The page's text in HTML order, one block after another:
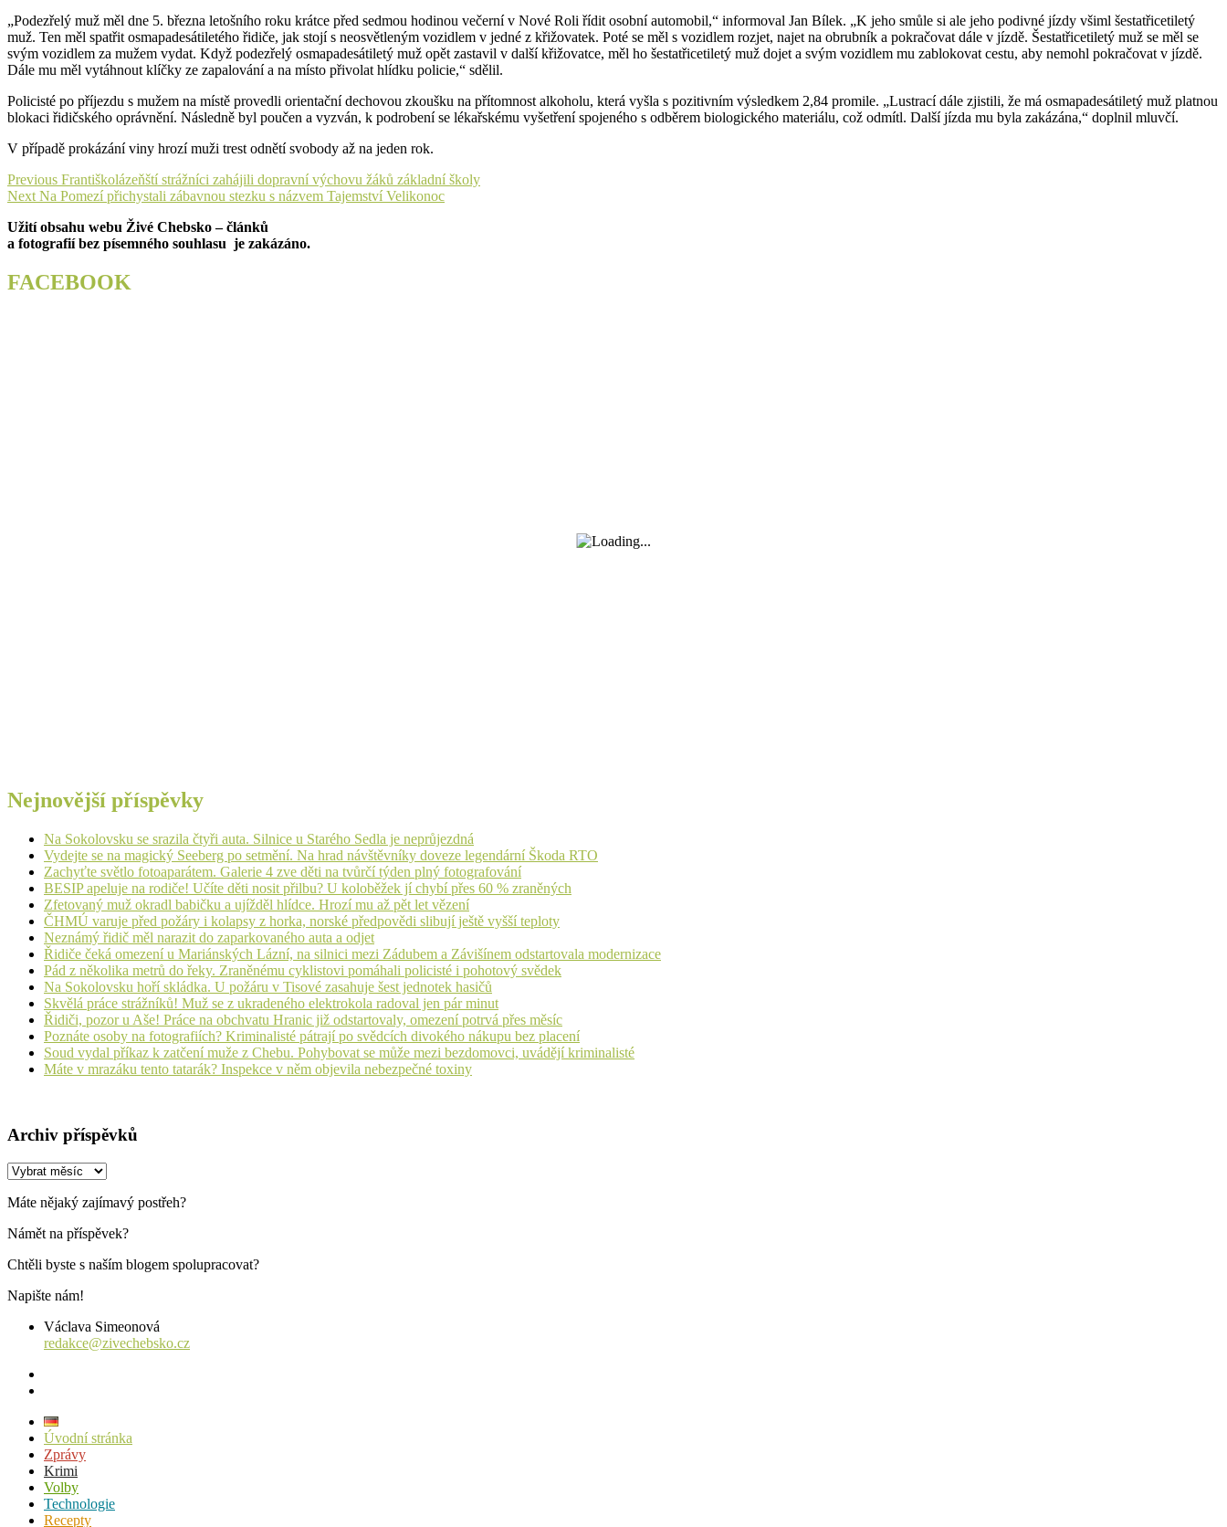
„Podezřelý muž měl dne 5. března letošního roku krátce před sedmou hodinou večerní v Nové Roli řídit osobní automobil,“ informoval Jan Bílek. „K jeho smůle si ale jeho podivné jízdy všiml šestatřicetiletý
muž. Ten měl spatřit osmapadesátiletého řidiče, jak stojí s neosvětleným vozidlem v jedné z křižovatek. Poté se měl s vozidlem rozjet, najet na obrubník a pokračovat dále v jízdě. Šestatřicetiletý muž se měl se
svým vozidlem za mužem vydat. Když podezřelý osmapadesátiletý muž opět zastavil v další křižovatce, měl ho šestatřicetiletý muž dojet a svým vozidlem mu zablokovat cestu, aby nemohl pokračovat v jízdě.
Dále mu měl vytáhnout klíčky ze zapalování a na místo přivolat hlídku policie,“ sdělil.
Policisté po příjezdu s mužem na místě provedli orientační dechovou zkoušku na přítomnost alkoholu, která vyšla s pozitivním výsledkem 2,84 promile. „Lustrací dále zjistili, že má osmapadesátiletý muž platnou
blokaci řidičského oprávnění. Následně byl poučen a vyzván, k podrobení se lékařskému vyšetření spojeného s odběrem biologického materiálu, což odmítl. Další jízda mu byla zakázána,“ doplnil mluvčí.
V případě prokázání viny hrozí muži trest odnětí svobody až na jeden rok.
Navigace
pro
příspěvek
Previous Previous
post:
Františkolázeňští strážníci zahájili dopravní výchovu žáků základní školy
Next Next
Na Pomezí přichystali zábavnou stezku s názvem Tajemství Velikonoc
Užití obsahu webu Živé Chebsko – článků
a fotografií bez písemného souhlasu je zakázáno.
FACEBOOK
Nejnovější příspěvky
Na Sokolovsku se srazila čtyři auta. Silnice u Starého Sedla je neprůjezdná
Vydejte se na magický Seeberg po setmění. Na hrad návštěvníky doveze legendární Škoda RTO
Zachyťte světlo fotoaparátem. Galerie 4 zve děti na tvůrčí týden plný fotografování
BESIP apeluje na rodiče! Učíte děti nosit přilbu? U koloběžek jí chybí přes 60 % zraněných
Zfetovaný muž okradl babičku a ujížděl hlídce. Hrozí mu až pět let vězení
ČHMÚ varuje před požáry i kolapsy z horka, norské předpovědi slibují ještě vyšší teploty
Neznámý řidič měl narazit do zaparkovaného auta a odjet
Řidiče čeká omezení u Mariánských Lázní, na silnici mezi Zádubem a Závišínem odstartovala modernizace
Pád z několika metrů do řeky. Zraněnému cyklistovi pomáhali policisté i pohotový svědek
Na Sokolovsku hoří skládka. U požáru v Tisové zasahuje šest jednotek hasičů
Skvělá práce strážníků! Muž se z ukradeného elektrokola radoval jen pár minut
Řidiči, pozor u Aše! Práce na obchvatu Hranic již odstartovaly, omezení potrvá přes měsíc
Poznáte osoby na fotografiích? Kriminalisté pátrají po svědcích divokého nákupu bez placení
Soud vydal příkaz k zatčení muže z Chebu. Pohybovat se může mezi bezdomovci, uvádějí kriminalisté
Máte v mrazáku tento tatarák? Inspekce v něm objevila nebezpečné toxiny
Archiv příspěvků
Archiv
Máte nějaký zajímavý postřeh?
Námět na příspěvek?
Chtěli byste s naším blogem spolupracovat?
Napište nám!
Václava Simeonová
redakce@zivechebsko.cz
Úvodní stránka
Zprávy
Krimi
Volby
Technologie
Recepty